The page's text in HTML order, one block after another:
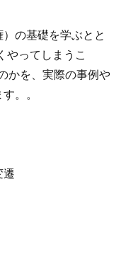
の基礎を学ぶとと
やってしまうこ
かを、実際の事例や
。。